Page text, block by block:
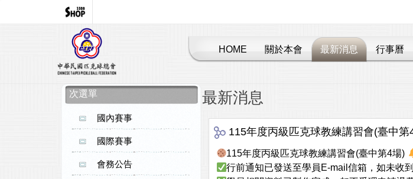
HOME 關於本會 最新消息 行事曆
次選單
國內賽事
國際賽事
會務公告
最新消息
115年度丙級匹克球教練講習會(臺中
115年度丙級匹克球教練講習會(臺中第4場)
行前通知已發送至學員E-mail信箱，如未收